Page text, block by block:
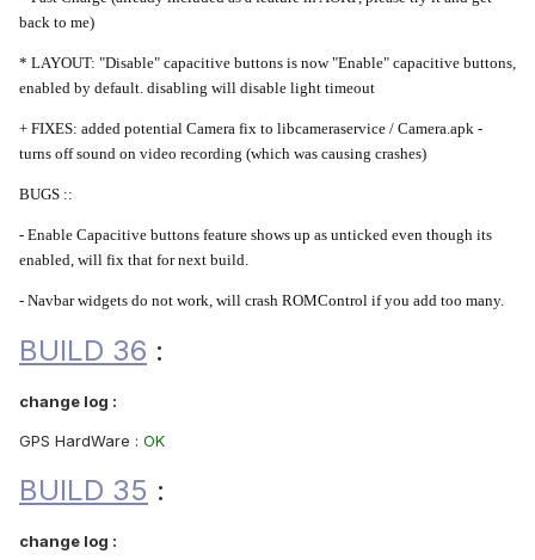
back to me)
* LAYOUT: "Disable" capacitive buttons is now "Enable" capacitive buttons,
enabled by default. disabling will disable light timeout
+ FIXES: added potential Camera fix to libcameraservice / Camera.apk -
turns off sound on video recording (which was causing crashes)
BUGS ::
- Enable Capacitive buttons feature shows up as unticked even though its
enabled, will fix that for next build.
- Navbar widgets do not work, will crash ROMControl if you add too many.
BUILD 36 :
change log :
GPS HardWare : OK
BUILD 35 :
change log :